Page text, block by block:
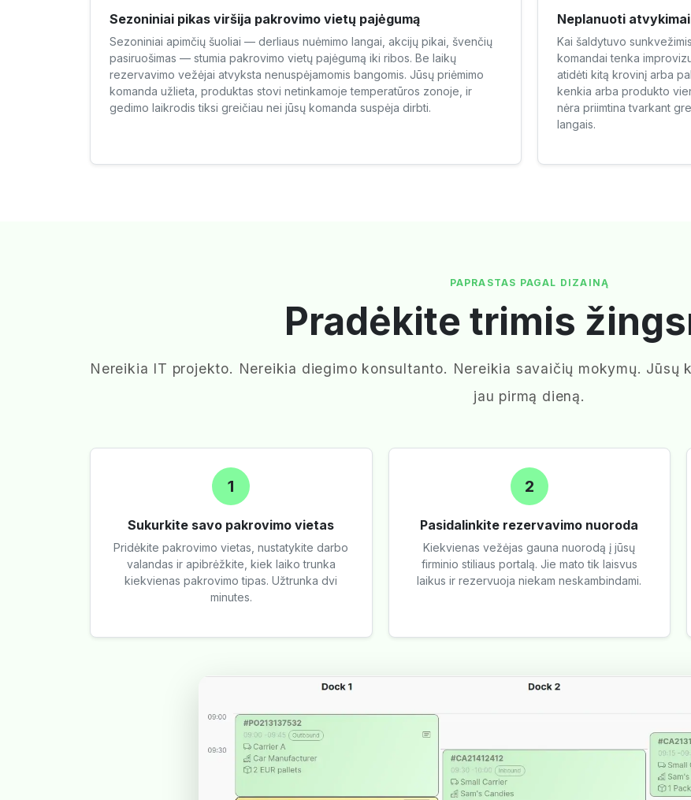
Sezoniniai pikas viršija pakrovimo vietų pajėgumą
Sezoniniai apimčių šuoliai — derliaus nuėmimo langai, akcijų pikai, švenčių
pasiruošimas — stumia pakrovimo vietų pajėgumą iki ribos. Be laikų
rezervavimo vežėjai atvyksta nenuspėjamomis bangomis. Jūsų priėmimo
komanda užlieta, produktas stovi netinkamoje temperatūros zonoje, ir
gedimo laikrodis tiksi greičiau nei jūsų komanda suspėja dirbti.
Neplanuoti
Kai šaldytuvo
komandai tenka
atidėti kitą krovinį arba
kenkia arba produkto
nėra priimtina tvarkant
langais.
PAPRASTAS PAGAL DIZAINĄ
Pradėkite trimis
Nereikia IT projekto. Nereikia diegimo konsultanto. Nereikia savaičių mokymų. Jūsų
jau pirmą dieną.
1
Sukurkite savo pakrovimo vietas
Pridėkite pakrovimo vietas, nustatykite darbo
valandas ir apibrėžkite, kiek laiko trunka
kiekvienas pakrovimo tipas. Užtrunka dvi
minutes.
2
Pasidalinkite rezervavimo nuoroda
Kiekvienas vežėjas gauna nuorodą į jūsų
firminio stiliaus portalą. Jie mato tik laisvus
laikus ir rezervuoja niekam neskambindami.